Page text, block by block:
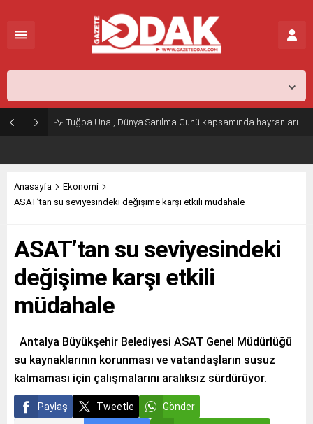
Tuğba Ünal, Dünya Sarılma Günü kapsamında hayranlarıyla buluştu
Anasayfa
Ekonomi
ASAT’tan su seviyesindeki değişime karşı etkili müdahale
ASAT’tan su seviyesindeki
değişime karşı etkili
müdahale
Antalya Büyükşehir Belediyesi ASAT Genel Müdürlüğü
su kaynaklarının korunması ve vatandaşların susuz
kalmaması için çalışmalarını aralıksız sürdürüyor.
Paylaş Tweetle Gönder